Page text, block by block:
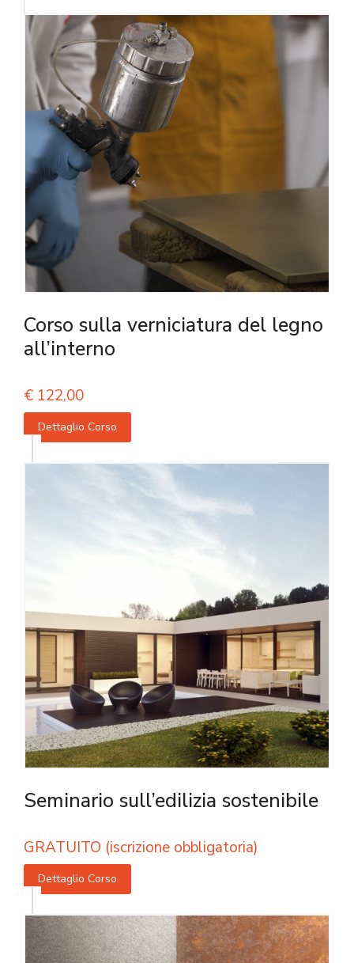
Corso sulla verniciatura del legno
all’interno
€ 122,00
Dettaglio Corso
Seminario sull’edilizia sostenibile
GRATUITO (iscrizione obbligatoria)
Dettaglio Corso